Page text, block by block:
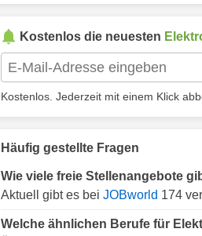
Kostenlos die neuesten
Kostenlos. Jederzeit mit einem Klick
Häufig gestellte Fragen
Wie viele freie Stellenangebote
Aktuell gibt es bei JOBworld 174
Welche ähnlichen Berufe für